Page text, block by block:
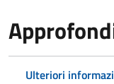
Ulteriori